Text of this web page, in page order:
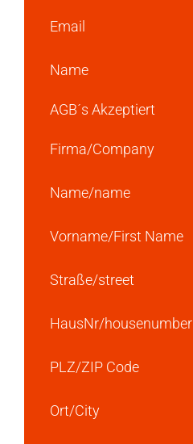
Email
Name
AGB´s Akzeptiert
Firma/Company
Name/name
Vorname/First Name
Straße/street
HausNr/housenumber
PLZ/ZIP Code
Ort/City